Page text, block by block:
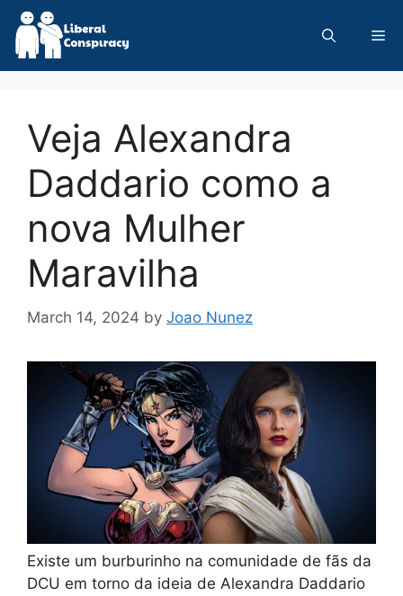
Skip
content
Veja Alexandra
Daddario como a
nova Mulher
Maravilha
March 14, 2024 by Joao Nunez
Existe um burburinho na comunidade de fãs da
DCU em torno da ideia de Alexandra Daddario